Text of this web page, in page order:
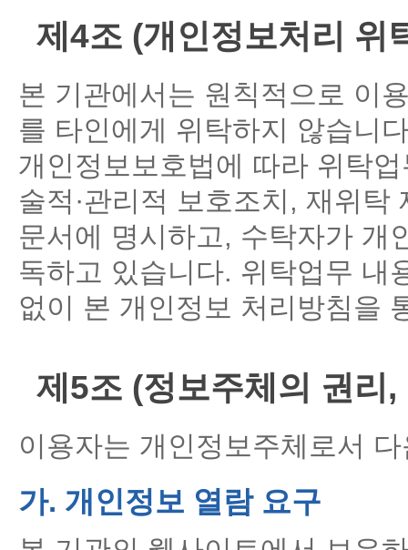
제4조 (개인정보처리 위
본 기관에서는 원칙적으로 이
를 타인에게 위탁하지 않습니
개인정보보호법에 따라 위탁
술적·관리적 보호조치, 재위
문서에 명시하고, 수탁자가 개
독하고 있습니다. 위탁업무 내
없이 본 개인정보 처리방침을
제5조 (정보주체의 권리
이용자는 개인정보주체로서
가. 개인정보 열람 요구